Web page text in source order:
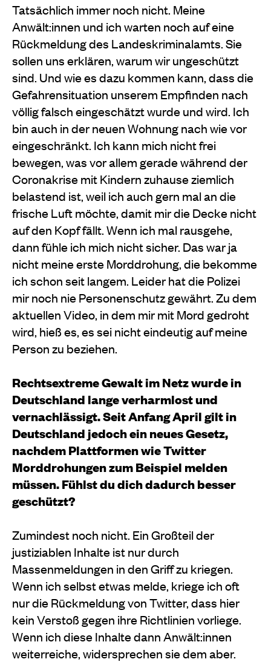
Tatsächlich immer noch nicht. Meine
Anwält:innen und ich warten noch auf eine
Rückmeldung des Landeskriminalamts.Sie
sollen uns erklären, warum wir ungeschützt
sind. Und wie es dazu kommen kann, dass die
Gefahrensituation unserem Empfinden nach
völlig falsch eingeschätzt wurde und wird. Ich
bin auch in der neuen Wohnung nach wie vor
eingeschränkt. Ich kann mich nicht frei
bewegen, was vor allem gerade während der
Coronakrise mit Kindern zuhause ziemlich
belastend ist, weil ich auch gern mal an die
frische Luft möchte, damit mir die Decke nicht
auf den Kopf fällt.Wenn ich mal rausgehe,
dann fühle ich mich nicht sicher. Das war ja
nicht meine erste Morddrohung, die bekomme
ich schon seit langem. Leider hat die Polizei
mir noch nie Personenschutz gewährt. Zu dem
aktuellen Video, in dem mir mit Mord gedroht
wird, hieß es, es sei nicht eindeutig auf meine
Person zu beziehen.
Rechtsextreme Gewalt im Netz wurde in
Deutschland lange verharmlost und
vernachlässigt. Seit Anfang April gilt in
Deutschland jedoch ein neues Gesetz,
nachdem Plattformen wie Twitter
Morddrohungen zum Beispiel melden
müssen. Fühlst du dich dadurch besser
geschützt?
Zumindest noch nicht. Ein Großteil der
justiziablen Inhalte ist nur durch
Massenmeldungen in den Griff zu kriegen.
Wenn ich selbst etwas melde, kriege ich oft
nur die Rückmeldung von Twitter, dass hier
kein Verstoß gegen ihre Richtlinien vorliege.
Wenn ich diese Inhalte dann Anwält:innen
weiterreiche, widersprechen sie dem aber.